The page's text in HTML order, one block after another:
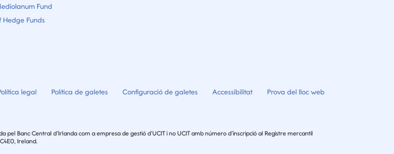
Fund
Hedge Funds
legal Política de galetes Configuració de galetes Accessibilitat Prova del lloc web
Banc Central d’Irlanda com a empresa de gestió d’UCIT i no UCIT amb número d’inscripció al Registre mercantil
Ireland.